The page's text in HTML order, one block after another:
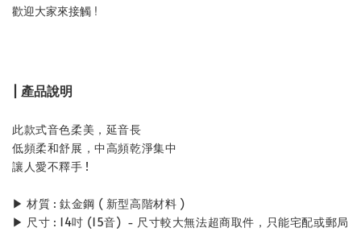
歡迎大家來接觸 !
| 產品說明
此款式音色柔美，延音長
低頻柔和舒展，中高頻乾淨集中
讓人愛不釋手 !
▶ 材質 : 鈦金鋼 ( 新型高階材料 )
▶ 尺寸 : 14吋 (15音) - 尺寸較大無法超商取件，只能宅配或郵局